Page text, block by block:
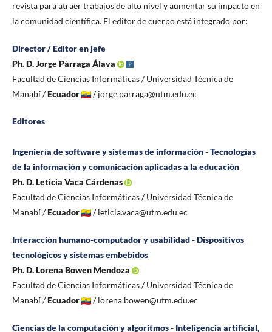
revista para atraer trabajos de alto nivel y aumentar su impacto en
la comunidad científica. El editor de cuerpo está integrado por:
Director / Editor en jefe
Ph. D. Jorge Párraga Álava
Facultad de Ciencias Informáticas / Universidad Técnica de
Manabí /Ecuador / jorge.parraga@utm.edu.ec
Editores
Ingeniería de software y sistemas de información - Tecnologías
de la información y comunicación aplicadas a la educación
Ph. D. Leticia Vaca Cárdenas
Facultad de Ciencias Informáticas / Universidad Técnica de
Manabí /Ecuador / leticia.vaca@utm.edu.ec
Interacción humano-computador y usabilidad - Dispositivos
tecnológicos y sistemas embebidos
Ph. D. Lorena Bowen Mendoza
Facultad de Ciencias Informáticas / Universidad Técnica de
Manabí /Ecuador / lorena.bowen@utm.edu.ec
Ciencias de la computación y algoritmos - Inteligencia artificial,